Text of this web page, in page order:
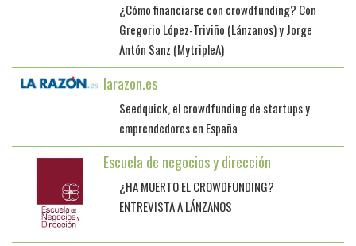
¿Cómo financiarse con crowdfunding? Con
Gregorio López-Triviño (Lánzanos) y Jorge
Antón Sanz (MytripleA)
larazon.es
Seedquick, el crowdfunding de startups y
emprendedores en España
Escuela de negocios y dirección
¿HA MUERTO EL CROWDFUNDING?
ENTREVISTA A LÁNZANOS